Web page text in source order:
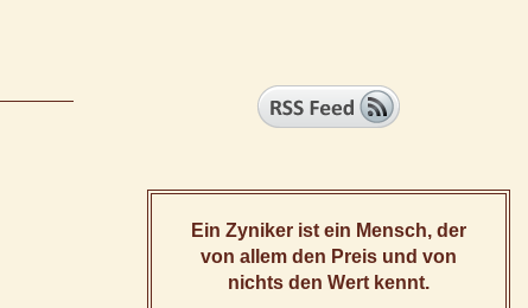
Ein Zyniker ist ein Mensch, der
von allem den Preis und von
nichts den Wert kennt.